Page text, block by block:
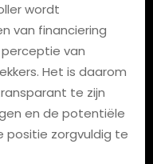
wordt
van financiering
van
Het is daarom
te zijn
en de potentiële
positie zorgvuldig te